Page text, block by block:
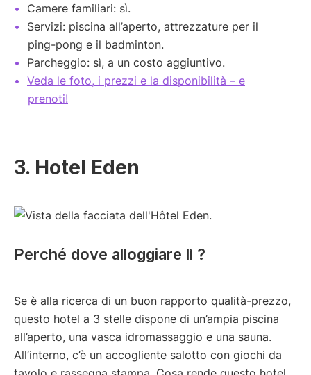
Camere familiari: sì.
Servizi: piscina all’aperto, attrezzature per il
ping-pong e il badminton.
Parcheggio: sì, a un costo aggiuntivo.
Veda le foto, i prezzi e la disponibilità – e
prenoti!
3. Hotel Eden
Perché dove alloggiare lì ?
Se è alla ricerca di un buon rapporto qualità-prezzo,
questo hotel a 3 stelle dispone di un’ampia piscina
all’aperto, una vasca idromassaggio e una sauna.
All’interno, c’è un accogliente salotto con giochi da